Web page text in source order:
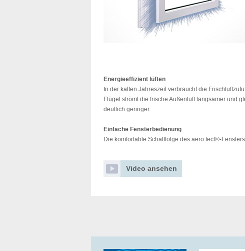
Energieeffizient lüften
In der kalten Jahreszeit verbraucht die
Flügel strömt die frische Außenluft langsamer und
deutlich geringer.
Einfache Fensterbedienung
Die komfortable Schaltfolge des aero tect®-
Video ansehen